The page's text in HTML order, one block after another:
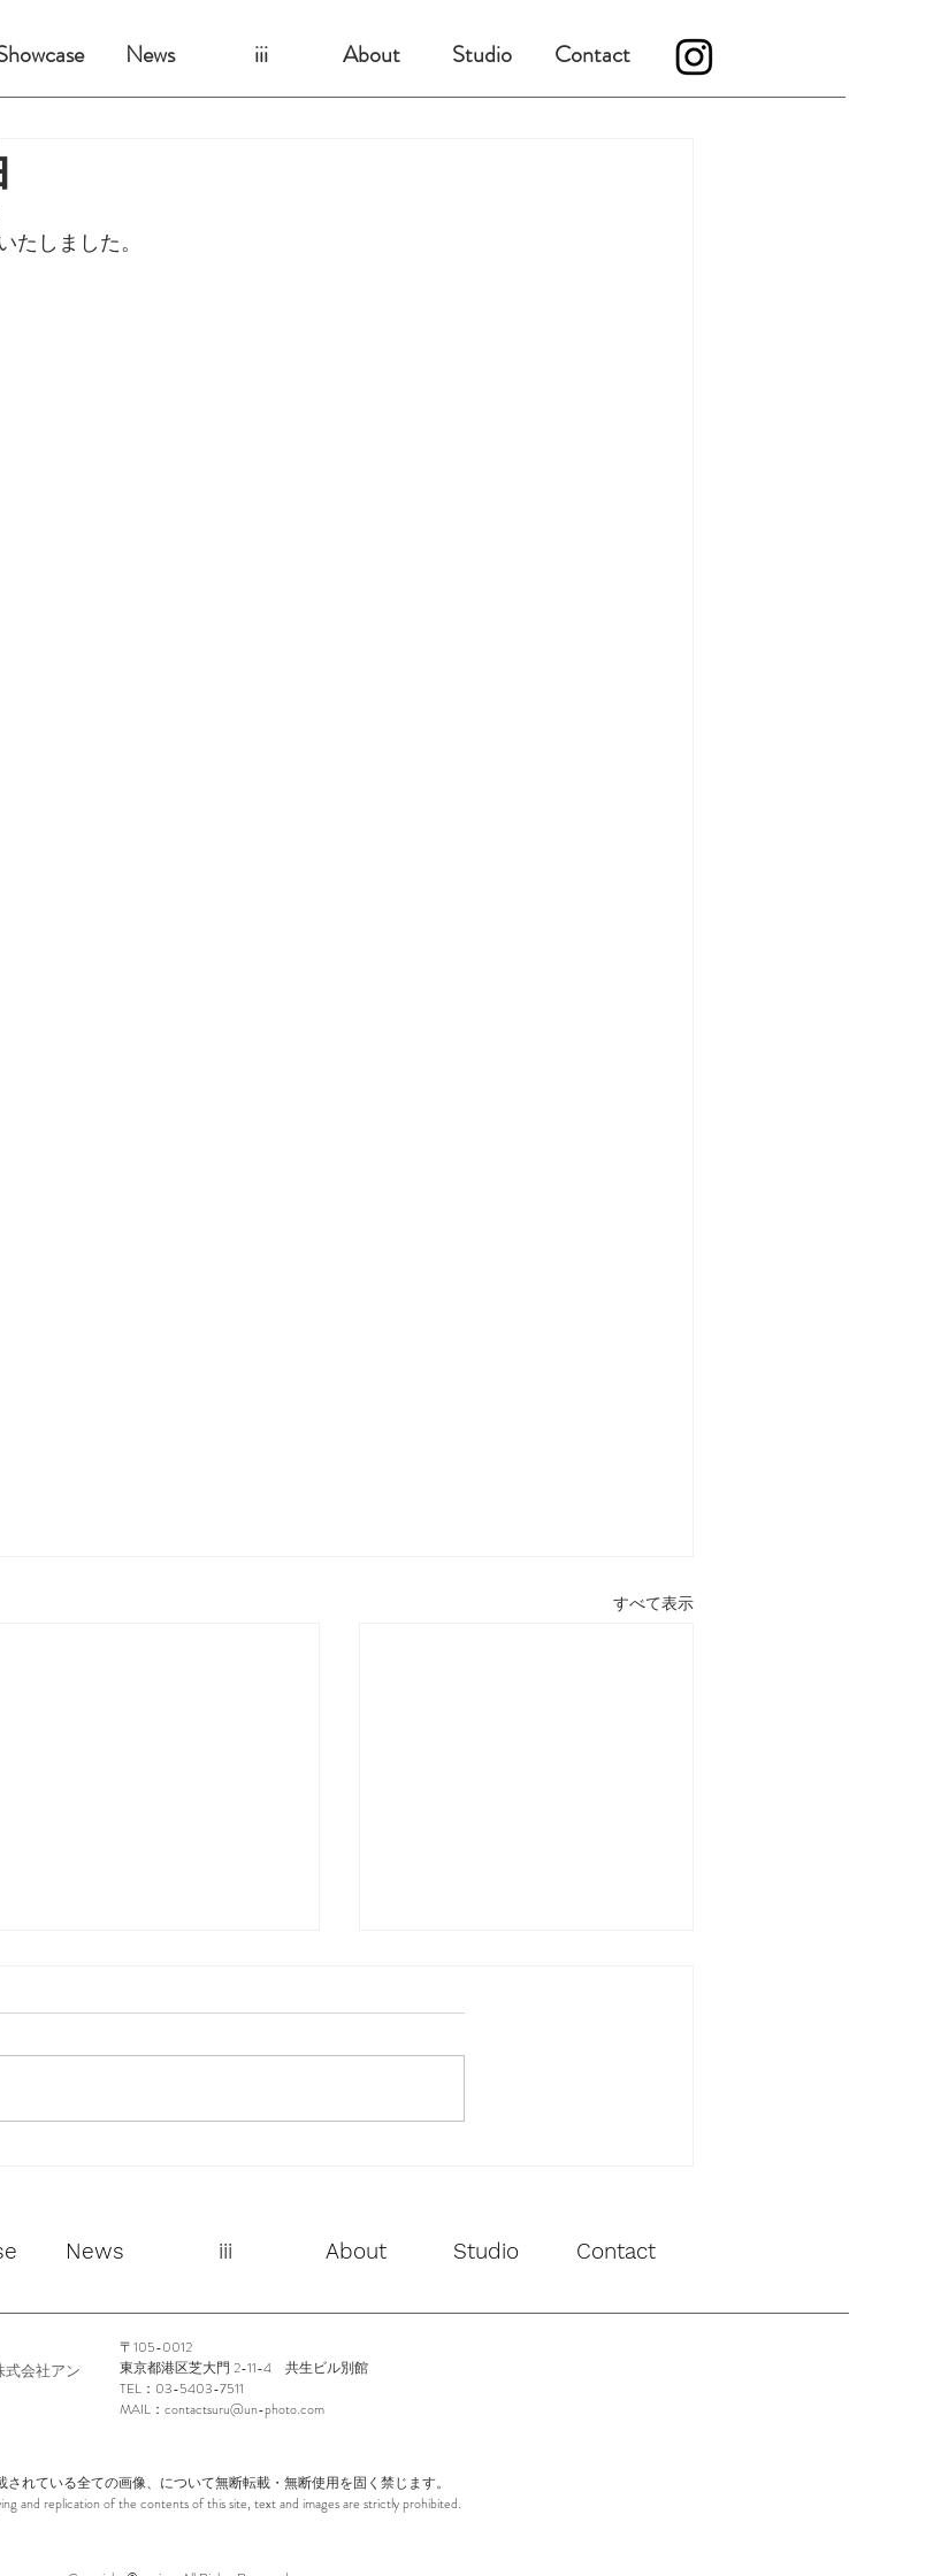
News iii About Studio Contact
たしました。
すべて表示
LUMIX ビジュアル撮影
News iii About Studio Contact
式会社アン
〒105-0012
東京都港区芝大門 2-11-4 共生ビル別館
TEL：03-5403-7511
MAIL： contactsuru@un-photo.com
されている全ての画像、について無断転載・無断使用を固く禁じます。
and replication of the contents of this site, text and images are strictly prohibited.